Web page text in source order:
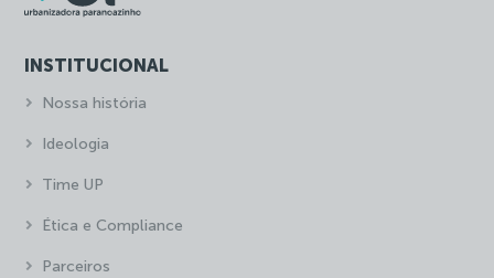
INSTITUCIONAL
Nossa história
Ideologia
Time UP
Ética e Compliance
Parceiros